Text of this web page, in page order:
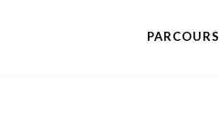
PARCOURS